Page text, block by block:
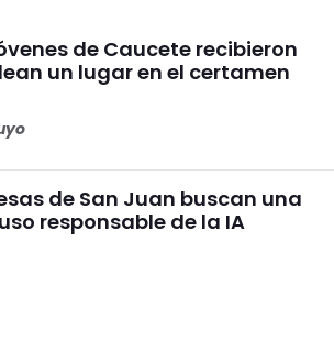
de Caucete recibieron
un lugar en el certamen
de San Juan buscan una
responsable de la IA